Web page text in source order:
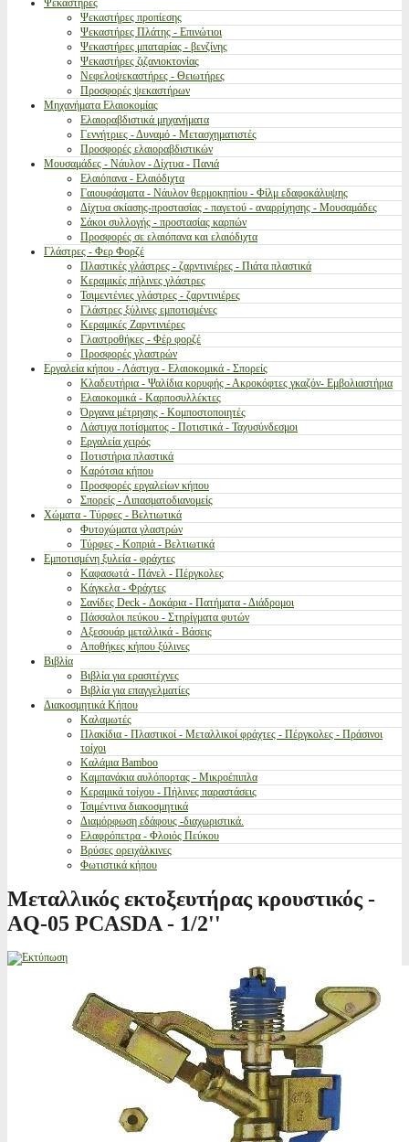
Ψεκαστήρες
Ψεκαστήρες προπίεσης
Ψεκαστήρες Πλάτης - Επινώτιοι
Ψεκαστήρες μπαταρίας - βενζίνης
Ψεκαστήρες ζιζανιοκτονίας
Νεφελοψεκαστήρες - Θειωτήρες
Προσφορές ψεκαστήρων
Μηχανήματα Ελαιοκομίας
Ελαιοραβδιστικά μηχανήματα
Γεννήτριες - Δυναμό - Μετασχηματιστές
Προσφορές ελαιοραβδιστικών
Μουσαμάδες - Νάυλον - Δίχτυα - Πανιά
Ελαιόπανα - Ελαιόδιχτα
Γαιουφάσματα - Νάυλον θερμοκηπίου - Φίλμ εδαφοκάλυψης
Δίχτυα σκίασης-προστασίας - παγετού - αναρρίχησης - Μουσαμάδες
Σάκοι συλλογής - προστασίας καρπών
Προσφορές σε ελαιόπανα και ελαιόδιχτα
Γλάστρες - Φερ Φορζέ
Πλαστικές γλάστρες - ζαρντινιέρες - Πιάτα πλαστικά
Κεραμικές πήλινες γλάστρες
Τσιμεντένιες γλάστρες - ζαρντινιέρες
Γλάστρες ξύλινες εμποτισμένες
Κεραμικές Ζαρντινιέρες
Γλαστροθήκες - Φέρ φορζέ
Προσφορές γλαστρών
Εργαλεία κήπου - Λάστιχα - Ελαιοκομικά - Σπορείς
Κλαδευτήρια - Ψαλίδια κορυφής - Ακροκόφτες γκαζόν- Εμβολιαστήρια
Ελαιοκομικά - Καρποσυλλέκτες
Όργανα μέτρησης - Κομποστοποιητές
Λάστιχα ποτίσματος - Ποτιστικά - Ταχυσύνδεσμοι
Εργαλεία χειρός
Ποτιστήρια πλαστικά
Καρότσια κήπου
Προσφορές εργαλείων κήπου
Σπορείς - Λιπασματοδιανομείς
Χώματα - Τύρφες - Βελτιωτικά
Φυτοχώματα γλαστρών
Τύρφες - Κοπριά - Βελτιωτικά
Εμποτισμένη ξυλεία - φράχτες
Καφασωτά - Πάνελ - Πέργκολες
Κάγκελα - Φράχτες
Σανίδες Deck - Δοκάρια - Πατήματα - Διάδρομοι
Πάσσαλοι πεύκου - Στηρίγματα φυτών
Αξεσουάρ μεταλλικά - Βάσεις
Αποθήκες κήπου ξύλινες
Βιβλία
Βιβλία για ερασιτέχνες
Βιβλία για επαγγελματίες
Διακοσμητικά Κήπου
Καλαμωτές
Πλακίδια - Πλαστικοί - Μεταλλικοί φράχτες - Πέργκολες - Πράσινοι
τοίχοι
Καλάμια Bamboo
Καμπανάκια αυλόπορτας - Μικροέπιπλα
Κεραμικά τοίχου - Πήλινες παραστάσεις
Τσιμέντινα διακοσμητικά
Διαμόρφωση εδάφους -διαχωριστικά.
Ελαφρόπετρα - Φλοιός Πεύκου
Βρύσες ορειχάλκινες
Φωτιστικά κήπου
Μεταλλικός εκτοξευτήρας κρουστικός -
AQ-05 PCASDA - 1/2''